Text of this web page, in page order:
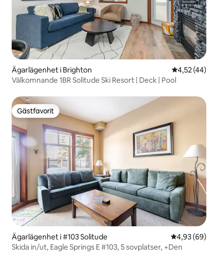
Ägarlägenhet i Brighton 4,52 av 5 i
4,52 (44)
Välkomnande 1BR Solitude Ski Resort | Deck | Pool
Gästfavorit
Gästfavorit
Ägarlägenhet i #103 Solitude 4,93 av 5 i
4,93 (69)
Skida in/ut, Eagle Springs E #103, 5 sovplatser, +Den